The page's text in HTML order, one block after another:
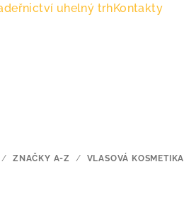
uhelný trhKontakty
/ ZNAČKY A-Z / VLASOVÁ KOSMETIKA